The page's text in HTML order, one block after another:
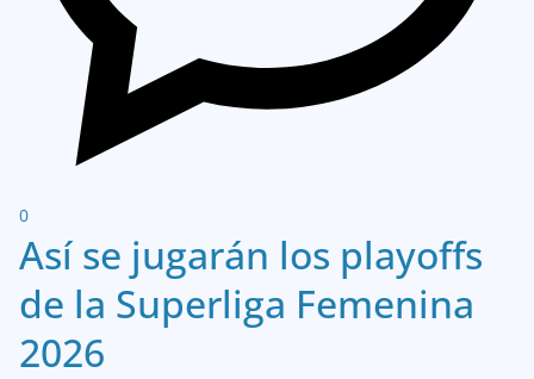
0
Así se jugarán los playoffs
de la Superliga Femenina
2026